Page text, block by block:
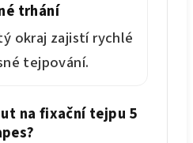
trhání
okraj zajistí rychlé
tejpování.
na fixační tejpu 5